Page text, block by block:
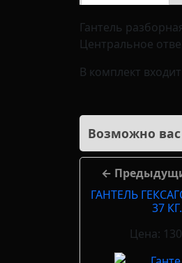
Гантель
Центральное
В комплект
Возможно вас
←
ГАНТЕЛЬ
37 КГ.
Цена: